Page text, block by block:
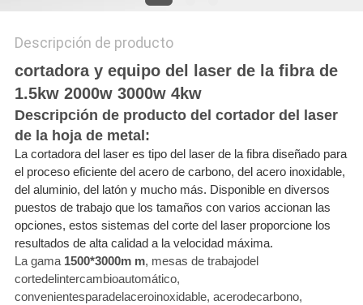
PRIVACY
POLICY
Descripción de producto
cortadora y equipo del laser de la fibra de
1.5kw 2000w 3000w 4kw
Descripción de producto del cortador del laser
de la hoja de metal:
La cortadora del laser es tipo del laser de la fibra diseñado para
el proceso eficiente del acero de carbono, del acero inoxidable,
del aluminio, del latón y mucho más. Disponible en diversos
puestos de trabajo que los tamaños con varios accionan las
opciones, estos sistemas del corte del laser proporcione los
resultados de alta calidad a la velocidad máxima.
La gama 1500*3000m m, mesas de trabajodel
cortedelintercambioautomático,
convenientesparadelaceroinoxidable, acerodecarbono,